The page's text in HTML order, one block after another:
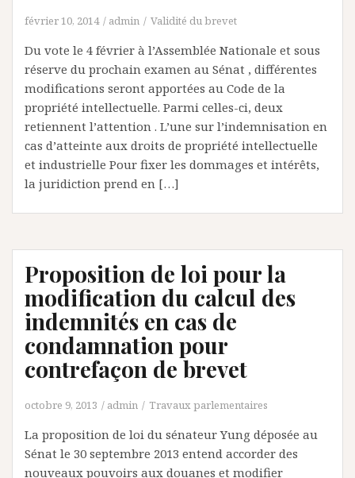
février 10, 2014 admin Validité du brevet
Du vote le 4 février à l’Assemblée Nationale et sous
réserve du prochain examen au Sénat , différentes
modifications seront apportées au Code de la
propriété intellectuelle. Parmi celles-ci, deux
retiennent l’attention . L’une sur l’indemnisation en
cas d’atteinte aux droits de propriété intellectuelle
et industrielle Pour fixer les dommages et intérêts,
la juridiction prend en […]
Proposition de loi pour la
modification du calcul des
indemnités en cas de
condamnation pour
contrefaçon de brevet
octobre 9, 2013 admin Travaux parlementaires
La proposition de loi du sénateur Yung déposée au
Sénat le 30 septembre 2013 entend accorder des
nouveaux pouvoirs aux douanes et modifier